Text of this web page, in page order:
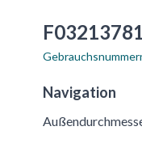
Navigation